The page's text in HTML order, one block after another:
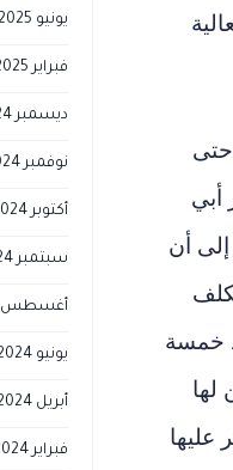
أبي
أن
خمسة
لها
عليها
يونيو 2025
فبراير 2025
ديسمبر 2024
نوفمبر 2024
أكتوبر 2024
سبتمبر 2024
أغسطس 2024
يونيو 2024
أبريل 2024
فبراير 2024